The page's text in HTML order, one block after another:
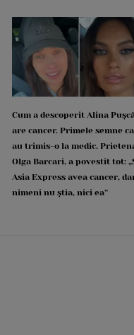
Cum a descoperit Alina
are cancer. Primele semne
au trimis-o la medic.
Olga Barcari, a povestit tot:
Asia Express avea cancer,
nimeni nu știa, nici ea”